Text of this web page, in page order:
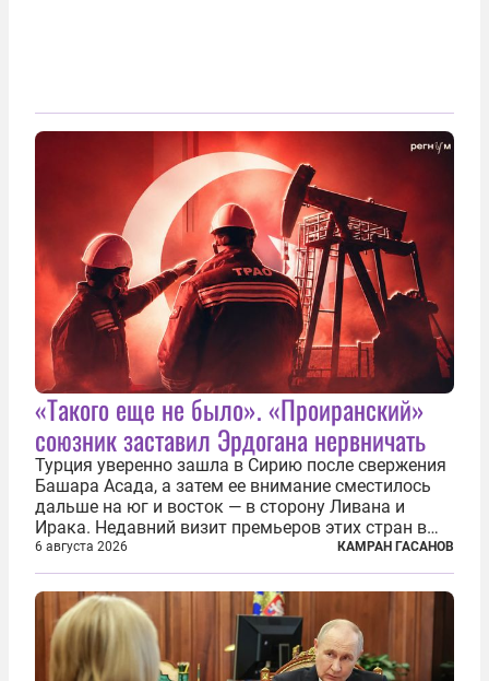
«Такого еще не было». «Проиранский»
союзник заставил Эрдогана нервничать
Турция уверенно зашла в Сирию после свержения
Башара Асада, а затем ее внимание сместилось
дальше на юг и восток — в сторону Ливана и
Ирака. Недавний визит премьеров этих стран в
Анкару, договоры об участии турецкой компании
TPAO в разработке нефти иракского Киркука и
«Дороги развития» подтверждают...
6 августа 2026 КАМРАН ГАСАНОВ